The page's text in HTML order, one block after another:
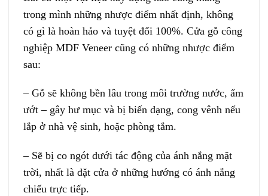
trong mình những nhược điểm nhất định, không
có gì là hoàn hảo và tuyệt đối 100%. Cửa gỗ công
nghiệp MDF Veneer cũng có những nhược điểm
sau:
– Gỗ sẽ không bền lâu trong môi trường nước, ẩm
ướt – gây hư mục và bị biến dạng, cong vênh nếu
lắp ở nhà vệ sinh, hoặc phòng tắm.
– Sẽ bị co ngót dưới tác động của ánh nắng mặt
trời, nhất là đặt cửa ở những hướng có ánh nắng
chiếu trực tiếp.